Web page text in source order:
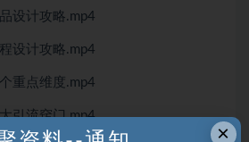
设计攻略.mp4
设计攻略.mp4
重点维度.mp4
引流窍门.mp4
×